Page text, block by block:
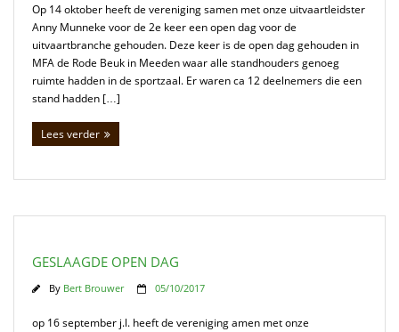
Bijverzekeren
Veel Gestelde Vragen
Waarom Lid Worden?
Op 14 oktober heeft de vereniging samen met onze uitvaartleidster
Anny Munneke voor de 2e keer een open dag voor de
uitvaartbranche gehouden. Deze keer is de open dag gehouden in
MFA de Rode Beuk in Meeden waar alle standhouders genoeg
ruimte hadden in de sportzaal. Er waren ca 12 deelnemers die een
stand hadden […]
Lees verder
GESLAAGDE OPEN DAG
By Bert Brouwer 05/10/2017
op 16 september j.l. heeft de vereniging amen met onze